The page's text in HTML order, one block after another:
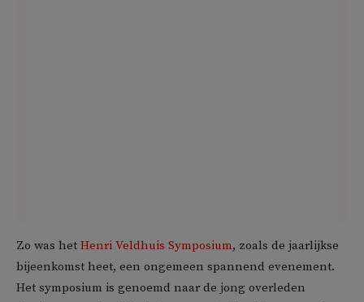
Zo was het Henri Veldhuis Symposium, zoals de jaarlijkse
bijeenkomst heet, een ongemeen spannend evenement.
Het symposium is genoemd naar de jong overleden